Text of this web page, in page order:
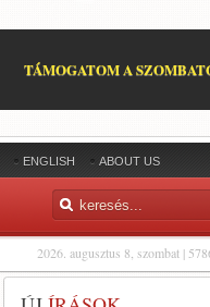
TÁMOGATOM A
ENGLISH ABOUT US
2026. augusztus 8, szombat |